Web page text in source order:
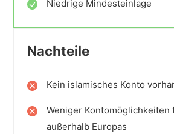
Niedrige Mindesteinlage
Nachteile
Kein islamisches Konto
Weniger Kontomöglichkeiten
außerhalb Europas